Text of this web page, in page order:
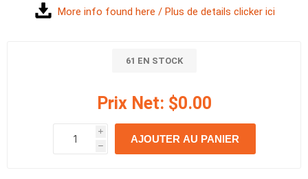
More info found here / Plus de details clicker ici
61 EN STOCK
Prix Net: $0.00
i
h
h
AJOUTER AU PANIER